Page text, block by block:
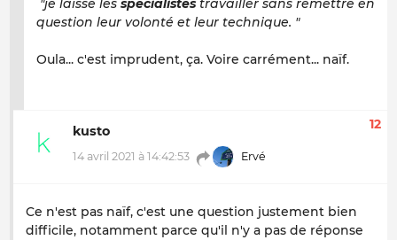
"je laisse les spécialistes travailler sans remettre en
question leur volonté et leur technique. "
Oula... c'est imprudent, ça. Voire carrément... naïf.
kusto
14 avril 2021 à 14:42:53 Ervé
12
Ce n'est pas naïf, c'est une question justement bien
difficile, notamment parce qu'il n'y a pas de réponse